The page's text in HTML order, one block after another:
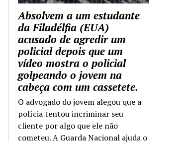
Absolvem a um estudante
da Filadélfia (EUA)
acusado de agredir um
policial depois que um
vídeo mostra o policial
golpeando o jovem na
cabeça com um cassetete.
O advogado do jovem alegou que a
polícia tentou incriminar seu
cliente por algo que ele não
cometeu. A Guarda Nacional ajuda o